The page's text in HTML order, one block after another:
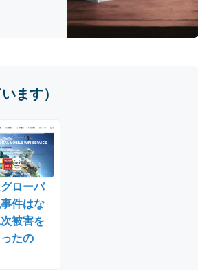
ます）
ローバ
件はな
被害を
たの